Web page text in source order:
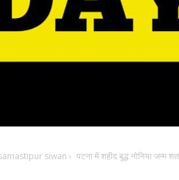
siwan › पटना में शहीद बुद्ध नोनिया जन्म